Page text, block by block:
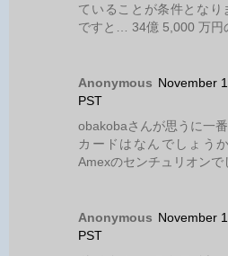
ていることが条件となり
ですと… 34億 5,000 万円
Anonymous November
PST
obakobaさんが思うに一
カードはなんでしょう
Amexのセンチュリオンで
Anonymous November
PST